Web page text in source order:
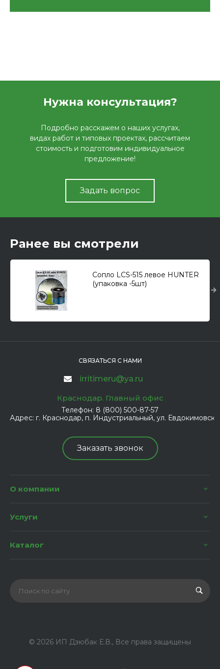
Нужна консультация?
Подробно расскажем о наших услугах,
видах работ и типовых проектах, рассчитаем
стоимость и подготовим индивидуальное
предложение!
Задать вопрос
Ранее вы смотрели
Сопло LCS-515 левое HUNTER
(упаковка -5шт)
СВЯЗАТЬСЯ С НАМИ
irritimeru@ya.ru
Краснодар. Главный офис
Телефон: 8 (800) 500-87-57
Адрес: г. Краснодар, п. Индустриальный, ул.
Заказать звонок
О компании
Услуги
Каталог
© 2026 ИП Дзюбак Е.В., Все права защищены